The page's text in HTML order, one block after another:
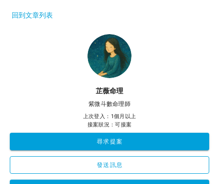
回到文章列表
芷薇命理
紫微斗數命理師
上次登入：1個月以上
接案狀況：可接案
尋求提案
發送訊息